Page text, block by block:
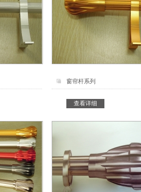
窗帘杆系列
查看详细